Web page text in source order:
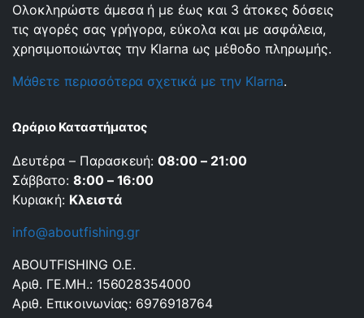
Ολοκληρώστε άμεσα ή με έως και 3 άτοκες δόσεις
τις αγορές σας γρήγορα, εύκολα και με ασφάλεια,
χρησιμοποιώντας την Klarna ως μέθοδο πληρωμής.
Μάθετε περισσότερα σχετικά με την Klarna.
Ωράριο Καταστήματος
Δευτέρα – Παρασκευή:08:00 – 21:00
Σάββατο: 8:00 – 16:00
Κυριακή: Κλειστά
info@aboutfishing.gr
ABOUTFISHING Ο.Ε.
Αριθ. ΓΕ.ΜΗ.: 156028354000
Αριθ. Επικοινωνίας: 6976918764